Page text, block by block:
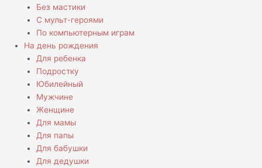
Без мастики
С мульт-героями
По компьютерным играм
На день рождения
Для ребенка
Подростку
Юбилейный
Мужчине
Женщине
Для мамы
Для папы
Для бабушки
Для дедушки